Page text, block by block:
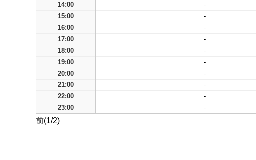
14:00
-
15:00
-
16:00
-
17:00
-
18:00
-
19:00
-
20:00
-
21:00
-
22:00
-
23:00
-
前(1/2)